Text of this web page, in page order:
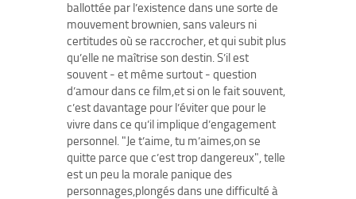
ballottée par l’existence dans une sorte de
mouvement brownien, sans valeurs ni
certitudes où se raccrocher, et qui subit plus
qu’elle ne maîtrise son destin. S’il est
souvent - et même surtout - question
d’amour dans ce film,et si on le fait souvent,
c’est davantage pour l’éviter que pour le
vivre dans ce qu’il implique d’engagement
personnel. "Je t’aime, tu m’aimes,on se
quitte parce que c’est trop dangereux", telle
est un peu la morale panique des
personnages,plongés dans une difficulté à